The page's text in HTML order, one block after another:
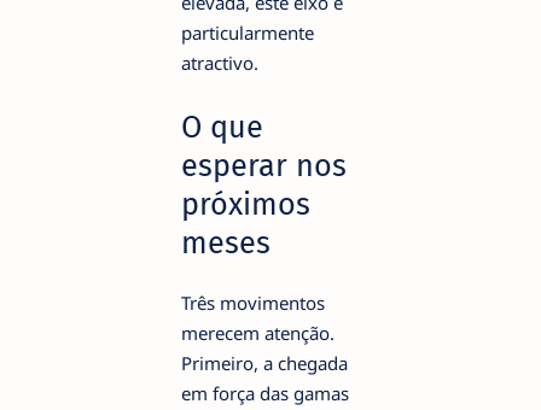
particularmente
atractivo.
O que
esperar nos
próximos
meses
Três movimentos
merecem atenção.
Primeiro, a chegada
em força das gamas